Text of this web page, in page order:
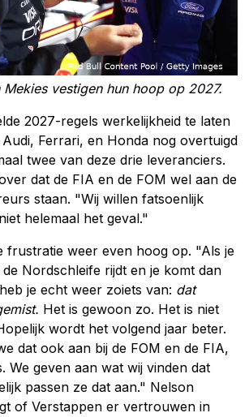
Mekies vestigen hun hoop op 2027.
2027-regels werkelijkheid te laten
Ferrari, en Honda nog overtuigd
twee van deze drie leveranciers.
dat de FIA en de FOM wel aan de
staan. "Wij willen fatsoenlijk
helemaal het geval."
frustratie weer even hoog op. "Als je
Nordschleife rijdt en je komt dan
je echt weer zoiets van: dat
Het is gewoon zo. Het is niet
wordt het volgend jaar beter.
dat ook aan bij de FOM en de FIA,
We geven aan wat wij vinden dat
passen ze dat aan." Nelson
of Verstappen er vertrouwen in